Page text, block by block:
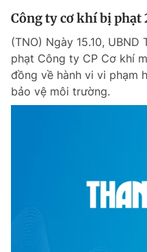
Công ty cơ khí bị phạt
(TNO) Ngày 15.10,
phạt Công ty CP Cơ khí
đồng về hành vi vi phạm
bảo vệ môi trường.